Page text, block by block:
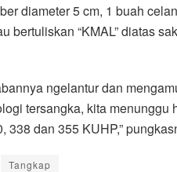
diameter 5 cm, 1 buah
bertuliskan “KMAL” diatas
ngelantur dan
tersangka, kita menunggu
dan 355 KUHP,”
Tangkap